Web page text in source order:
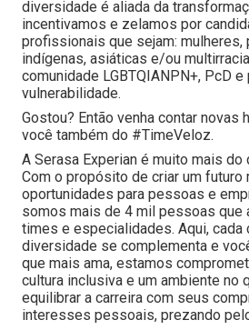
diversidade é aliada da
incentivamos e zelamos por
profissionais que sejam: mulheres,
indígenas, asiáticas e/ou
comunidade LGBTQIANPN+, PcD
vulnerabilidade.
Gostou? Então venha contar novas
você também do #TimeVeloz.
A Serasa Experian é muito mais do
Com o propósito de criar um futuro
oportunidades para pessoas e
somos mais de 4 mil pessoas que
times e especialidades. Aqui, cada
diversidade se complementa e
que mais ama, estamos
cultura inclusiva e um ambiente no
equilibrar a carreira com seus
interesses pessoais, prezando